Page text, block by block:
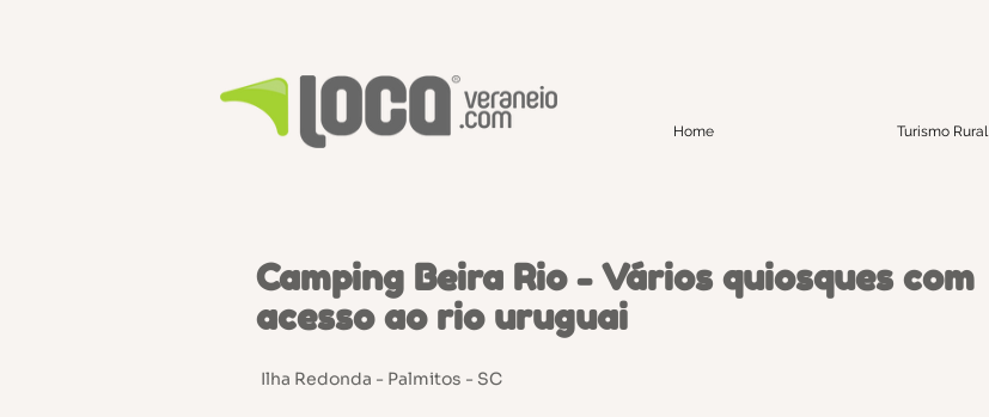
Home Turismo Rural
Ilha Redonda - Palmitos - SC
Camping Beira Rio - Vários quiosques com
acesso ao rio uruguai